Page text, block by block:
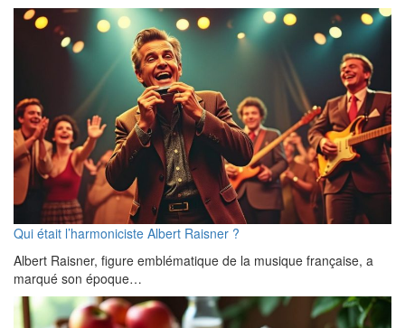
Qui était l’harmoniciste Albert Raisner ?
Albert Raisner, figure emblématique de la musique française, a
marqué son époque…